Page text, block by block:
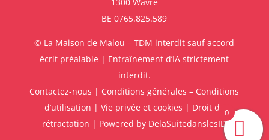
1300 Wavre
BE 0765.825.589
© La Maison de Malou – TDM interdit sauf accord
écrit préalable | Entraînement d’IA strictement
interdit.
Contactez-nous | Conditions générales – Conditions
d’utilisation | Vie privée et cookies | Droit de
rétractation | Powered by DelaSuitedanslesID
0